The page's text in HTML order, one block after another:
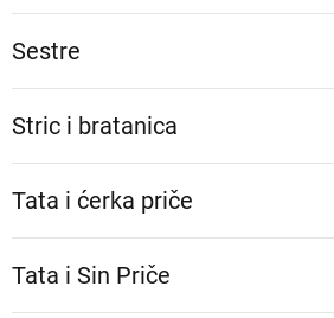
Sestre
Stric i bratanica
Tata i ćerka priče
Tata i Sin Priče